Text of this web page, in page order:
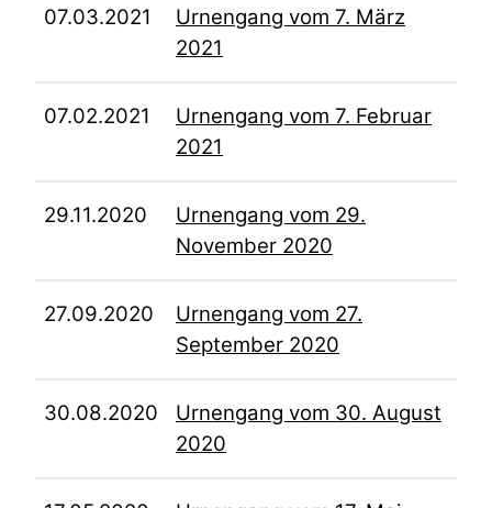
07.03.2021
Urnengang vom 7. März
2021
07.02.2021
Urnengang vom 7. Februar
2021
29.11.2020
Urnengang vom 29.
November 2020
27.09.2020
Urnengang vom 27.
September 2020
30.08.2020
Urnengang vom 30. August
2020